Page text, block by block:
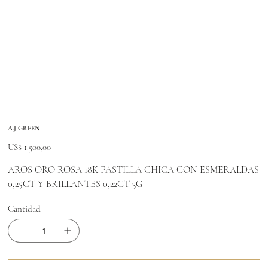
A.J GREEN
US$ 1.500,00
AROS ORO ROSA 18K PASTILLA CHICA CON ESMERALDAS
0,25CT Y BRILLANTES 0,22CT 3G
Cantidad